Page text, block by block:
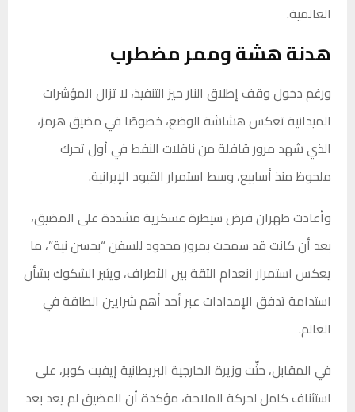
العالمية.
هدنة هشة وممر مضطرب
ورغم دخول وقف إطلاق النار حيز التنفيذ، لا تزال المؤشرات
الميدانية تعكس هشاشة الوضع، خصوصًا في مضيق هرمز،
الذي شهد مرور قافلة من ناقلات النفط في أول تحرك
ملحوظ منذ أسابيع، وسط استمرار القيود الإيرانية.
وأعادت طهران فرض سيطرة عسكرية مشددة على المضيق،
بعد أن كانت قد سمحت بمرور محدود للسفن “بحسن نية”، ما
يعكس استمرار انعدام الثقة بين الأطراف، ويثير الشكوك بشأن
استدامة تدفق الإمدادات عبر أحد أهم شرايين الطاقة في
العالم.
في المقابل، حثّت وزيرة الخارجية البريطانية إيفيت كوبر، على
استئناف كامل لحركة الملاحة، مؤكدة أن المضيق لم يعد بعد